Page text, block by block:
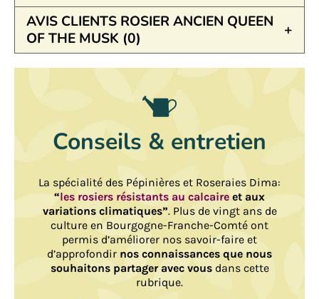
AVIS CLIENTS ROSIER ANCIEN QUEEN
OF THE MUSK (0)
Conseils & entretien
La spécialité des Pépinières et Roseraies Dima:
“les rosiers résistants au calcaire et aux
variations climatiques”. Plus de vingt ans de
culture en Bourgogne-Franche-Comté ont
permis d’améliorer nos savoir-faire et
d’approfondir nos connaissances que nous
souhaitons partager avec vousdans cette
rubrique.